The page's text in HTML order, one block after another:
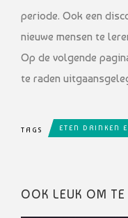
periode. Ook een
nieuwe mensen te
Op de volgende
te raden
TAGS ETEN DRINKEN
OOK LEUK OM TE